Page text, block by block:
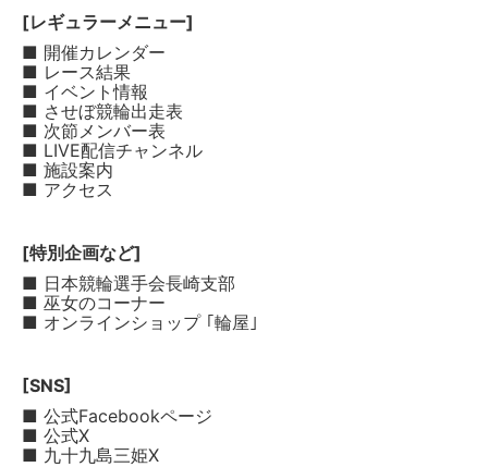
[レギュラーメニュー]
■ 開催カレンダー
■ レース結果
■ イベント情報
■ させぼ競輪出走表
■ 次節メンバー表
■ LIVE配信チャンネル
■ 施設案内
■ アクセス
[特別企画など]
■ 日本競輪選手会長崎支部
■ 巫女のコーナー
■ オンラインショップ ｢輪屋｣
[SNS]
■ 公式Facebookページ
■ 公式X
■ 九十九島三姫X